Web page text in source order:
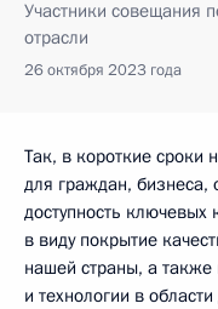
Участники совещания
отрасли
26 октября 2023 года
Так, в короткие сроки
для граждан, бизнеса,
доступность
в виду покрытие
нашей страны, а
и технологии в